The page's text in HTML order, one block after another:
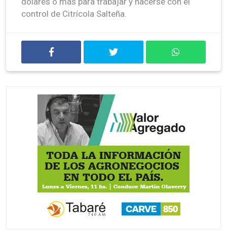
control de Citrícola Salteña.